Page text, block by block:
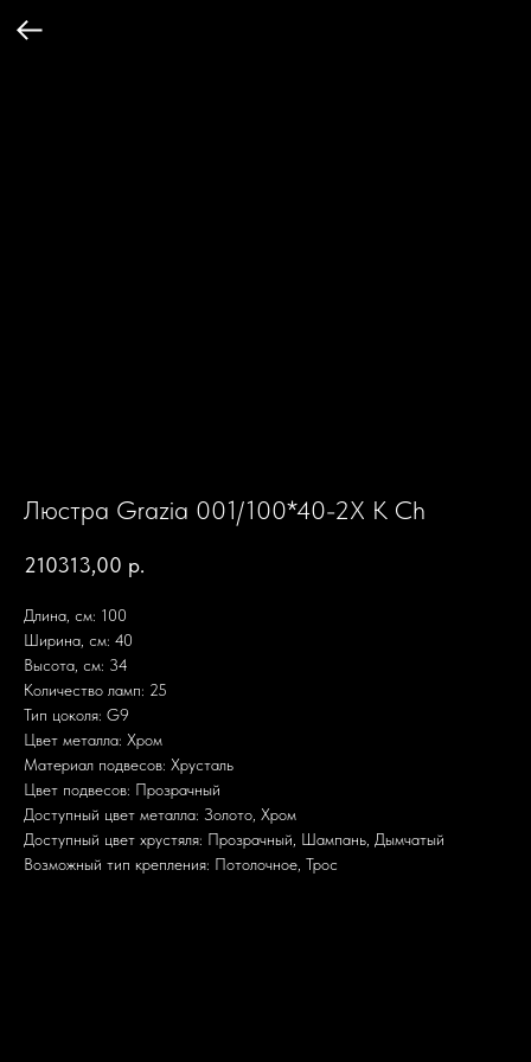
Люстра Grazia 001/100*40-2X K Ch
210313,00 р.
Длина, см: 100
Ширина, см: 40
Высота, см: 34
Количество ламп: 25
Тип цоколя: G9
Цвет металла: Хром
Материал подвесов: Хрусталь
Цвет подвесов: Прозрачный
Доступный цвет металла: Золото, Хром
Доступный цвет хрустяля: Прозрачный, Шампань, Дымчатый
Возможный тип крепления: Потолочное, Трос